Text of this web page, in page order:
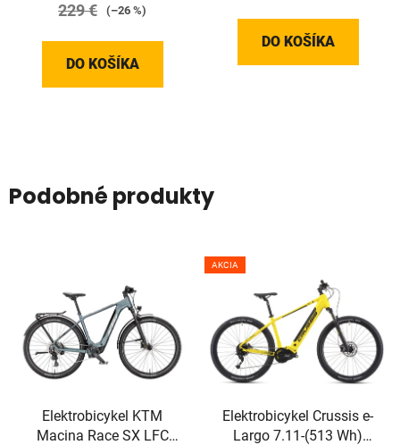
229 € (–26 %)
DO KOŠÍKA
DO KOŠÍKA
Podobné produkty
Elektrobicykel KTM
Macina Race SX LFC
AKCIA
Elektrobicykel Crussis e-
Largo 7.11-(513 Wh)